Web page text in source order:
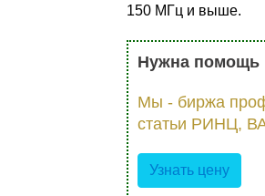
150 МГц и выше.
Нужна помощь
Мы - биржа
статьи РИНЦ,
Узнать цену